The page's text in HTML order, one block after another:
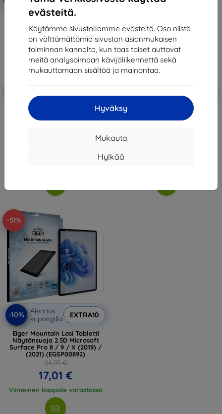
evästeitä.
Käytämme sivustollamme evästeitä. Osa niistä
on välttämättömiä sivuston asianmukaisen
toiminnan kannalta, kun taas toiset auttavat
meitä analysoimaan kävijäliikennettä sekä
mukauttamaan sisältöä ja mainontaa.
Hyväksy
Mukauta
Hylkää
kupongilla
3mk Hardy Fusion Hybrid glass
for Microsoft Surface Pro 9
kupongilla
3mk Paper Feeling Protective
film for Microsoft Surface Pro 9
-51%
-10%
Alennus
kupongilla
EXTRA10
Eiger Mountain Lasi Tabletti
Näytönsuoja 2.5D Microsoft
Surface Pro 8 / 9 / X (2019) /
(2021) (EGSP00892)
34,91 €
17,01 €
Viimeinen kappale varastossa